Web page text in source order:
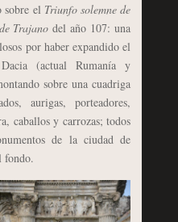
sobre el Triunfo solemne de
Trajano del año 107: una
por haber expandido el
(actual Rumanía y
sobre una cuadriga
aurigas, porteadores,
caballos y carrozas; todos
de la ciudad de
fondo.